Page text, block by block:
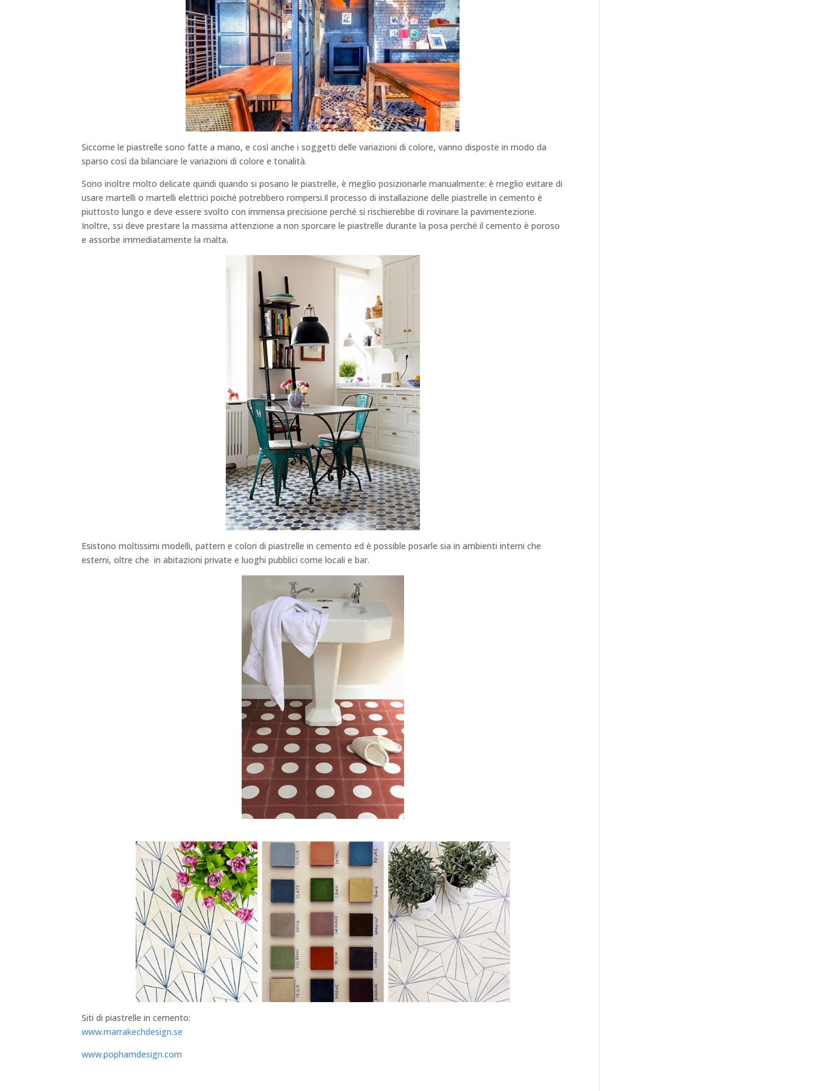
Siccome le piastrelle sono fatte a mano, e così anche i soggetti delle variazioni di colore, vanno disposte in modo da
sparso così da bilanciare le variazioni di colore e tonalità.
Sono inoltre molto delicate quindi quando si posano le piastrelle, è meglio posizionarle manualmente: è meglio evitare di
usare martelli o martelli elettrici poiché potrebbero rompersi.Il processo di installazione delle piastrelle in cemento è
piuttosto lungo e deve essere svolto con immensa precisione perché si rischierebbe di rovinare la pavimentezione.
Inoltre, ssi deve prestare la massima attenzione a non sporcare le piastrelle durante la posa perché il cemento è poroso
e assorbe immediatamente la malta.
Esistono moltissimi modelli, pattern e colori di piastrelle in cemento ed è possible posarle sia in ambienti interni che
esterni, oltre che in abitazioni private e luoghi pubblici come locali e bar.
Siti di piastrelle in cemento:
www.marrakechdesign.se
www.pophamdesign.com